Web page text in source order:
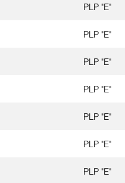
PLP "E"
PLP "E"
PLP "E"
PLP "E"
PLP "E"
PLP "E"
PLP "E"